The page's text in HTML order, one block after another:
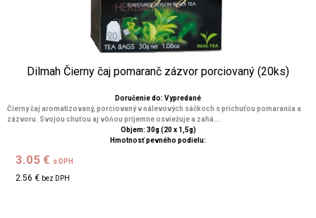
Dilmah Čierny čaj pomaranč zázvor porciovaný (20ks)
Doručenie do: Vypredané
Čierny čaj aromatizovaný, porciovaný v nálevových sáčkoch s príchuťou pomaranča a
zázvoru. Svojou chuťou aj vôňou príjemne osviežuje a zahá...
Objem: 30g (20 x 1,5g)
Hmotnosť pevného podielu:
3.05 € s DPH
2.56 € bez DPH